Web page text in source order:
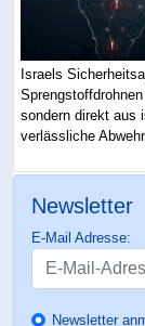
Israels
sondern direkt aus
verlässliche
Newsletter
E-Mail Adresse:
Newsletter